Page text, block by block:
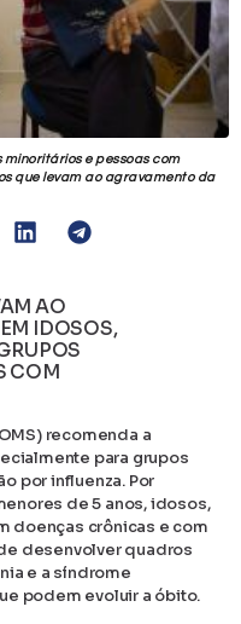
e pessoas com
que levam ao agravamento da
AO
IDOSOS,
COM
recomenda a
para grupos
por influenza. Por
de 5 anos, idosos,
doenças crônicas e com
desenvolver quadros
e a síndrome
podem evoluir a óbito.